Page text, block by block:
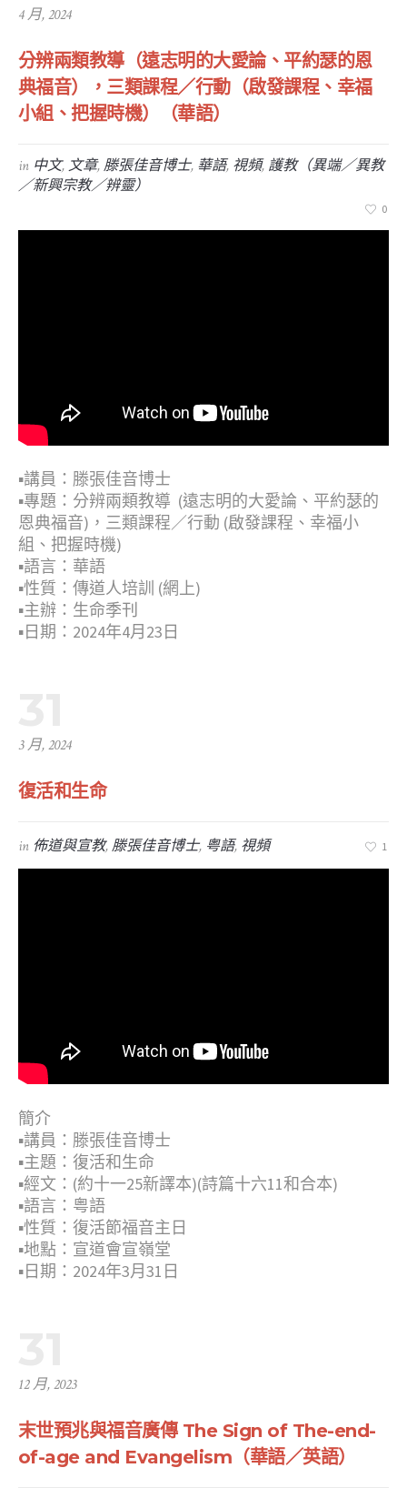
4 月, 2024
分辨兩​類教導（遠志明的大愛論​、平約瑟的恩
典福音），三​類課程／行​動（啟發課程​、幸福
小組、把握時機）（華語）
in 中文,文章,滕張佳音博士, 華語, 視頻, 護教（異端／異教
／新興宗教／辨靈）
0
▪︎講員：滕張佳音博士
▪︎專題：分辨兩​類教導 ​ (遠志明的大愛論​、平約瑟的
恩典福音)，三​類課程​／行​動​ ​(啟發課程​、幸福小
組、把握時機​)
▪︎語言：華語
▪︎性質：傳道人培訓 (網上)
▪︎主辦：生命季刊
▪︎日期：2024年4月23日
3 月, 2024
復活和生命
in 佈道與宣教,滕張佳音博士, 粤語, 視頻 1
簡介
▪︎講員：滕張佳音博士
▪︎主題：復活和生命
▪︎經文：(約十一25新譯本)(詩篇十六11和合本)
▪︎語言：粤語
▪︎性質：復活節福音主日
▪︎地點：宣道會宣嶺堂
▪︎日期：2024年3月31日
12 月, 2023
末世預兆與福音廣傳 The Sign of The-end-
of-age and Evangelism（華語／英語）